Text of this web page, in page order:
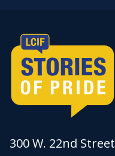
300 W. 22nd Street